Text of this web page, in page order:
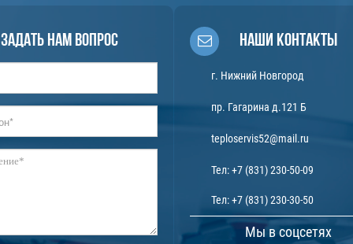
Задать нам вопрос Наши контакты
г. Нижний Новгород
пр. Гагарина д.121 Б
teploservis52@mail.ru
Тел:+7 (831) 230-50-09
Тел:+7 (831) 230-30-50
Мы в соцсетях